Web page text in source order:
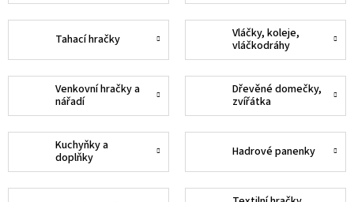
Tahací hračky
Vláčky, koleje,
vláčkodráhy
Venkovní hračky a
nářadí
Dřevěné domečky,
zvířátka
Kuchyňky a
doplňky
Hadrové panenky